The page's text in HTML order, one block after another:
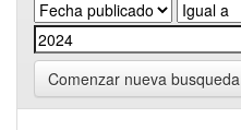
Comenzar nueva busqueda